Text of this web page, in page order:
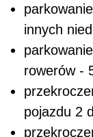
innych
rowerów -
pojazdu 2